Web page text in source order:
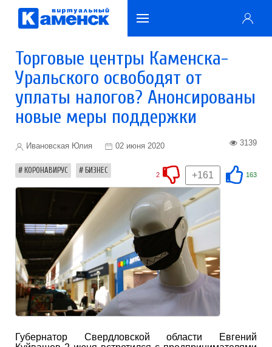
Торговые центры Каменска-
Уральского освободят от
уплаты налогов? Анонсированы
новые меры поддержки
Ивановская Юлия 02 июня 2020 3139
КОРОНАВИРУС БИЗНЕС 163
+161
2
Губернатор Свердловской области Евгений